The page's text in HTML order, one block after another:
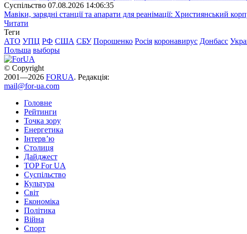
Суспiльство 07.08.2026 14:06:35
Мавіки, зарядні станції та апарати для реанімації: Християнський
Читати
Теги
АТО УПЦ РФ США СБУ Порошенко Росія коронавирус Донбасс
Польша выборы
© Copyright
2001—2026 FORUA. Редакція:
mail@for-ua.com
Головне
Рейтинги
Точка зору
Енергетика
Інтерв’ю
Столиця
Дайджест
TOP For UA
Суспiльство
Культура
Світ
Економіка
Політика
Війна
Спорт